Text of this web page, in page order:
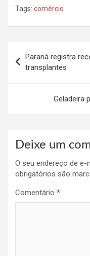
Tags: comércio
de
Post
Paraná registra
transplantes
Geladeira
Deixe um
O seu endereço de e-
obrigatórios são
Comentário *